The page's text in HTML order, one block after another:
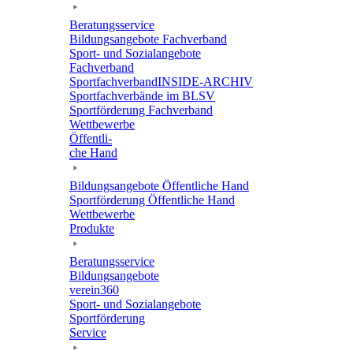
Bera­tungs­ser­vice
Bildungs­an­ge­bote Fachverband
Sport- und Sozi­al­an­ge­bote
Fachverband
Sport­fach­ver­ban­d­IN­SIDE-ARCHIV
Sport­fach­ver­bände im BLSV
Sport­för­de­rung Fachverband
Wett­be­werbe
Öffent­li­
che Hand
Bildungs­an­ge­bote Öffent­li­che Hand
Sport­för­de­rung Öffent­li­che Hand
Wett­be­werbe
Produkte
Bera­tungs­ser­vice
Bildungs­an­ge­bote
verein360
Sport- und Sozialangebote
Sport­för­de­rung
Service